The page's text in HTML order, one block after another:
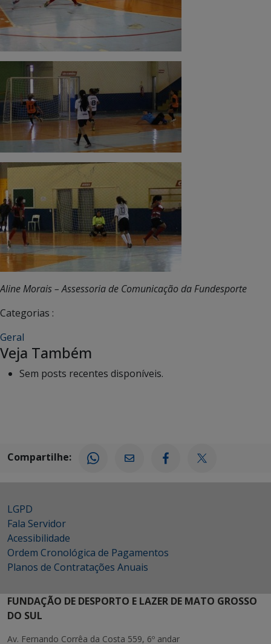
Aline Morais – Assessoria de Comunicação da Fundesporte
Categorias :
Geral
Veja Também
Sem posts recentes disponíveis.
Compartilhe:
LGPD
Fala Servidor
Acessibilidade
Ordem Cronológica de Pagamentos
Planos de Contratações Anuais
FUNDAÇÃO DE DESPORTO E LAZER DE MATO GROSSO
DO SUL
Av. Fernando Corrêa da Costa 559, 6º andar